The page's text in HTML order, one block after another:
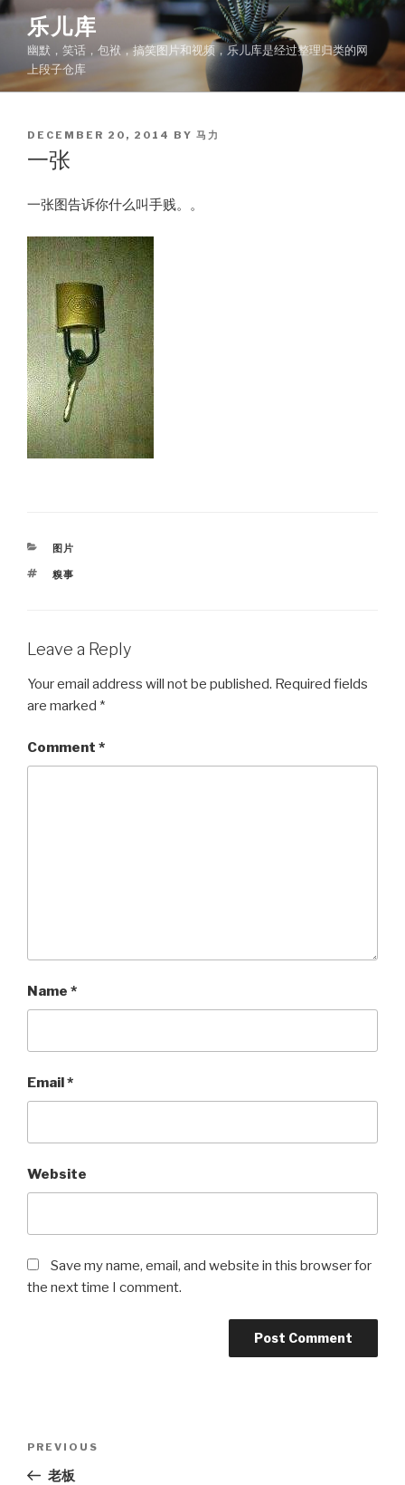
Skip
content
乐儿库
幽默，笑话，包袱，搞笑图片和视频，乐儿库是经过整理归类的网
上段子仓库
POSTED
DECEMBER 20, 2014 BY 马力
一张
一张图告诉你什么叫手贱。。
CATEGORIES
图片
TAGS
糗事
Leave a Reply
Your email address will not be published. Required fields
are marked *
Comment *
Name *
Email*
Website
Save my name, email, and website in this browser for
the next time I comment.
Previous
Post
PREVIOUS
老板